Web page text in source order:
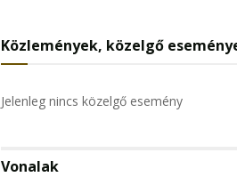
Közlemények, közelgő
Jelenleg nincs közelgő esemény
Vonalak